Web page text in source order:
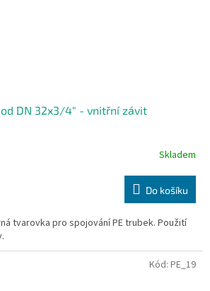
DN 32x3/4" - vnitřní závit
Skladem
Do košíku
tvarovka pro spojování PE trubek. Použití
Kód: PE_19